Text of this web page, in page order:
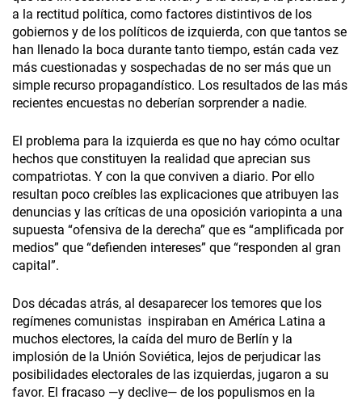
a la rectitud política, como factores distintivos de los
gobiernos y de los políticos de izquierda, con que tantos se
han llenado la boca durante tanto tiempo, están cada vez
más cuestionadas y sospechadas de no ser más que un
simple recurso propagandístico. Los resultados de las más
recientes encuestas no deberían sorprender a nadie.
El problema para la izquierda es que no hay cómo ocultar
hechos que constituyen la realidad que aprecian sus
compatriotas. Y con la que conviven a diario. Por ello
resultan poco creíbles las explicaciones que atribuyen las
denuncias y las críticas de una oposición variopinta a una
supuesta “ofensiva de la derecha” que es “amplificada por
medios” que “defienden intereses” que “responden al gran
capital”.
Dos décadas atrás, al desaparecer los temores que los
regímenes comunistas inspiraban en América Latina a
muchos electores, la caída del muro de Berlín y la
implosión de la Unión Soviética, lejos de perjudicar las
posibilidades electorales de las izquierdas, jugaron a su
favor. El fracaso —y declive— de los populismos en la